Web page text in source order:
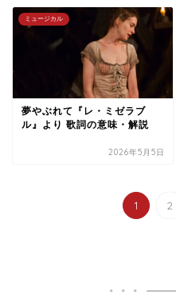
ミュージカル
夢やぶれて『レ・ミゼラブ
ル』より 歌詞の意味・解説
2026年5月5日
1 2